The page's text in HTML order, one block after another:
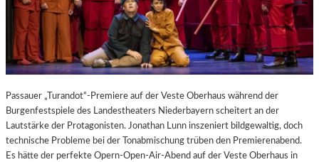
Passauer „Turandot“-Premiere auf der Veste Oberhaus während der
Burgenfestspiele des Landestheaters Niederbayern scheitert an der
Lautstärke der Protagonisten. Jonathan Lunn inszeniert bildgewaltig, doch
technische Probleme bei der Tonabmischung trüben den Premierenabend.
Es hätte der perfekte Opern-Open-Air-Abend auf der Veste Oberhaus in